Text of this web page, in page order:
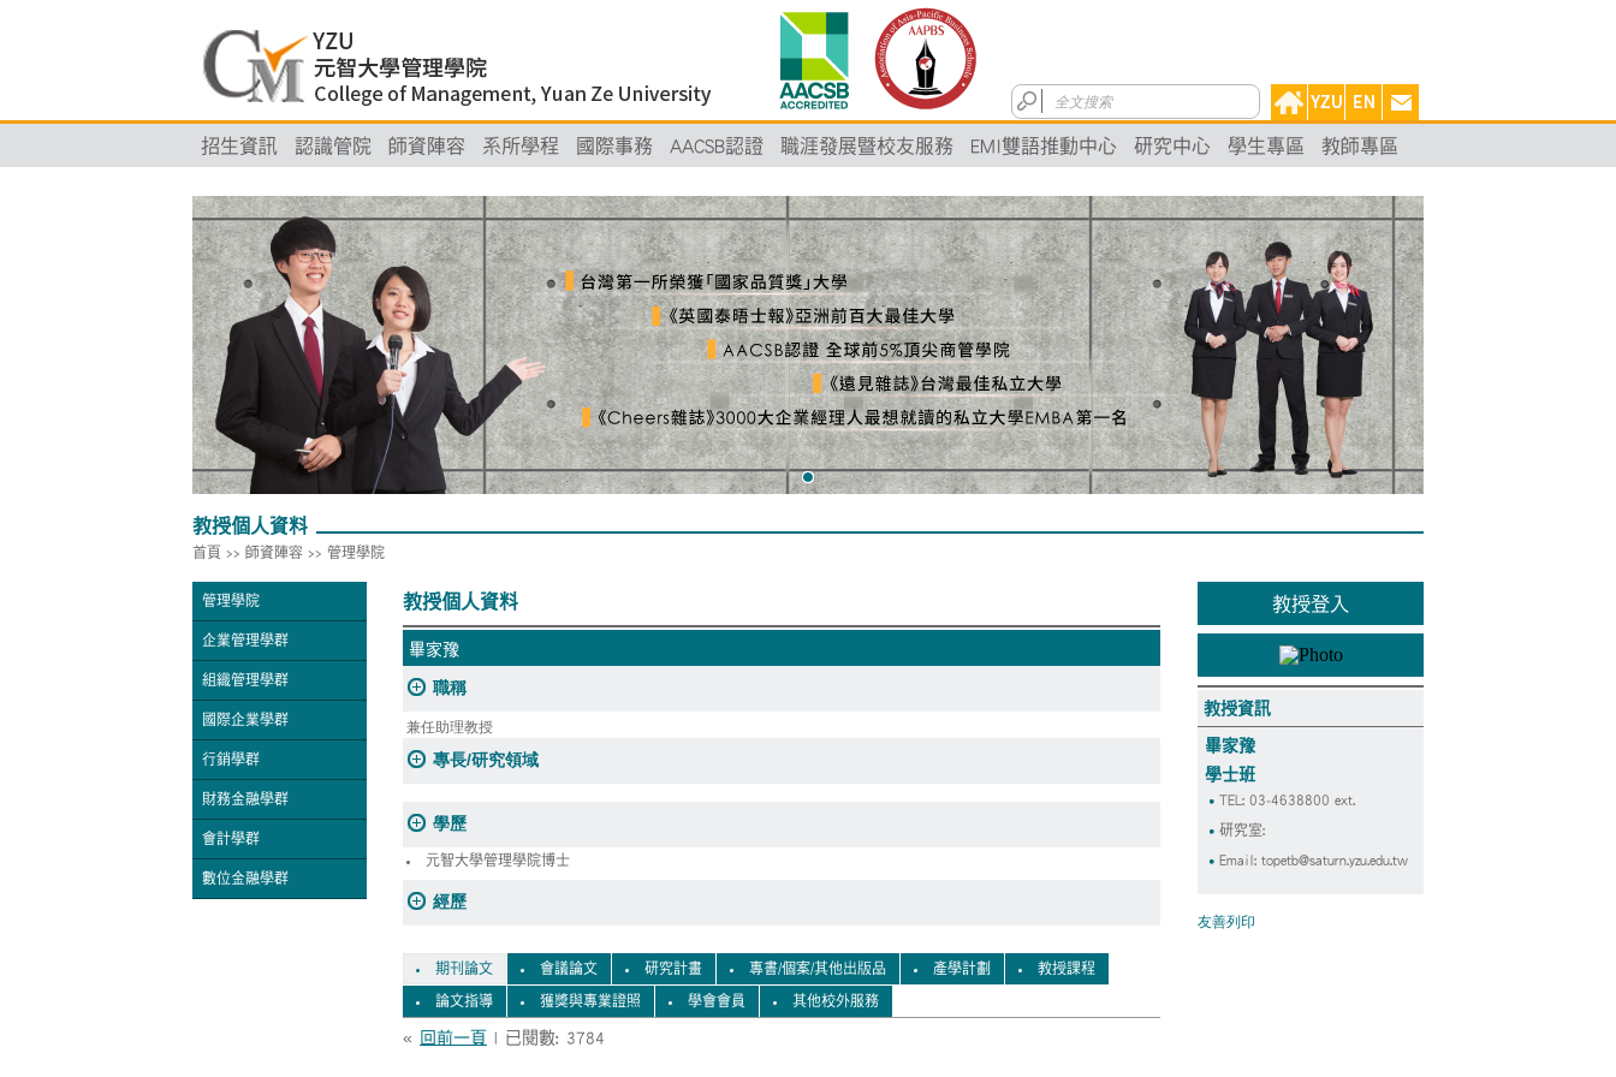
招生資訊 認識管院 師資陣容 系所學程 國際事務 AACSB認證 職涯發展暨校友服務 EMI雙語推動中心 研究中心 學生專區 教師專區
教授個人資料
首頁 >> 師資陣容 >> 管理學院
管理學院
企業管理學群
組織管理學群
國際企業學群
行銷學群
財務金融學群
會計學群
數位金融學群
教授個人資料
畢家豫
職稱
兼任助理教授
專長/研究領域
學歷
元智大學管理學院博士
經歷
期刊論文 會議論文 研究計畫 專書/個案/其他出版品 產學計劃 教授課程
論文指導 獲獎與專業證照 學會會員 其他校外服務
« 回前一頁 | 已閱數: 3784
教授登入
教授資訊
畢家豫
學士班
TEL: 03-4638800 ext.
研究室:
Email: topetb@saturn.yzu.edu.tw
友善列印